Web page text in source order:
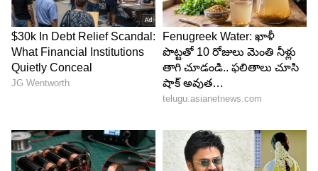
రూపొందించారు.
టైటిల్‌ కి తగ్గట్టే కథ కూడా ఉంటుంది. ఇది పూర్తిగా విలేజ్‌
బ్యాక్‌ డ్రాప్‌లో సాగుతుంది. అయితే ఊరి ప్రజలను, తన
భక్తులను దేవుళ్లు కాపాడటం కామన్‌గా ఉంటుంది. ప్రతి
సినిమాలోనూ ఇదే జరుగుతుంది. కానీ దేవతలను నాస్తికుడు
సినిమాపై క్యూరియాసిటీ పెరగడానికి ఇదే కారణమని
చెప్పొచ్చు.